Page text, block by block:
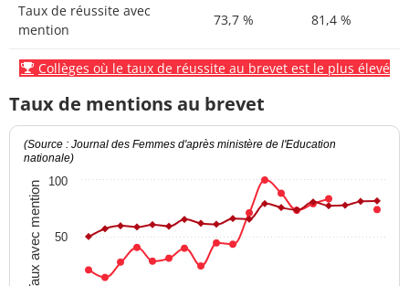
Taux de réussite avec
mention
73,7 % 81,4 %
Collèges où le taux de réussite au brevet est le plus élevé
Taux de mentions au brevet
Taux avec mention
(Source : Journal des Femmes d'après ministère de l'Education
nationale)
50
100